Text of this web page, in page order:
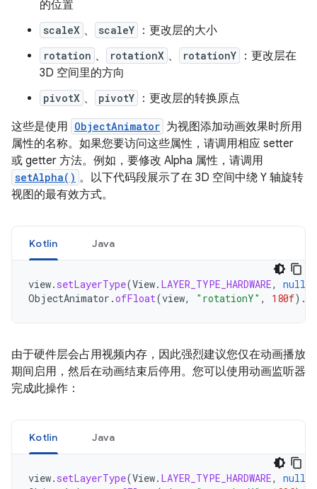
的位置
scaleX 、 scaleY ：更改层的大小
rotation 、 rotationX 、 rotationY
：更改层在
3D 空间里的方向
pivotX 、 pivotY
：更改层的转换原点
这些是使用 ObjectAnimator 为视图添加动画效果时所用
属性的名称。如果您要访问这些属性，请调用相应 setter
或 getter 方法。例如，要修改 Alpha 属性，请调用
setAlpha() 。以下代码段展示了在 3D 空间中绕 Y 轴旋转
视图的最有效方式。
Kotlin Java
view. setLayerType(View. LAYER_TYPE_HARDWARE, null
ObjectAnimator .ofFloat(view, "rotationY" , 180f).
由于硬件层会占用视频内存，因此强烈建议您仅在动画播放
期间启用，然后在动画结束后停用。您可以使用动画监听器
完成此操作：
Kotlin Java
view. setLayerType(View. LAYER_TYPE_HARDWARE, null